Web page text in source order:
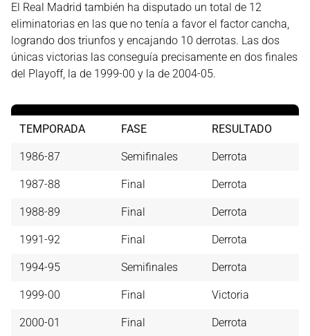
El Real Madrid también ha disputado un total de 12
eliminatorias en las que no tenía a favor el factor cancha,
logrando dos triunfos y encajando 10 derrotas. Las dos
únicas victorias las conseguía precisamente en dos finales
del Playoff, la de 1999-00 y la de 2004-05.
TEMPORADA FASE RESULTADO
1986-87 Semifinales Derrota
1987-88 Final Derrota
1988-89 Final Derrota
1991-92 Final Derrota
1994-95 Semifinales Derrota
1999-00 Final Victoria
2000-01 Final Derrota